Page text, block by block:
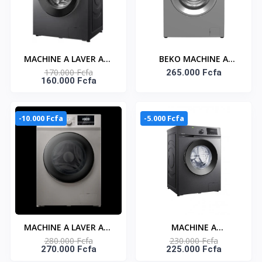
MACHINE A LAVER ATL
7KG/ SILVER/
AUTOMATIQUE/
1200 T-MIN/ 220-240V/
170.000 Fcfa
160.000 Fcfa
BEKO MACHINE A
LAVER FRONT LOAD
265.000 Fcfa
-10.000 Fcfa
MACHINE A LAVER ATL
12KG/ SILVER/
AUTOMATIQUE/
280.000 Fcfa
270.000 Fcfa
-5.000 Fcfa
MACHINE A
LAVER/SECHER ATL
8KG-5KG/ SILVER/
230.000 Fcfa
225.000 Fcfa